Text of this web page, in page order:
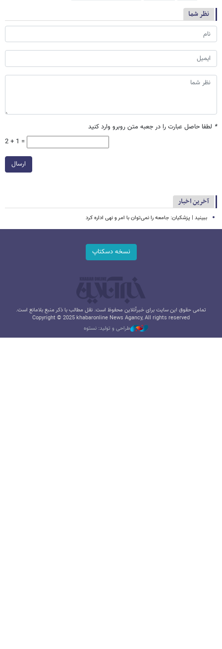
نظر شما
* لطفا حاصل عبارت را در جعبه متن روبرو وارد کنید
2 + 1 =
ارسال
آخرین اخبار
ببینید | پزشکیان: جامعه را نمی‌توان با امر و نهی اداره کرد
نسخه دسکتاپ
تمامی حقوق این سایت برای خبرآنلاین محفوظ است. نقل مطالب با ذکر منبع بلامانع است.
Copyright © 2025 khabaronline News Agancy, All rights reserved
طراحی و تولید: نستوه